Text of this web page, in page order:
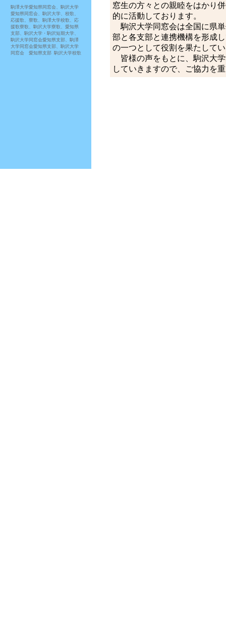
駒澤大学愛知県同窓会、駒沢大学
愛知県同窓会、駒沢大学、校歌、
応援歌、寮歌、駒澤大学校歌、応
援歌寮歌、駒沢大学寮歌、愛知県
支部、駒沢大学・駒沢短期大学、
駒沢大学同窓会愛知県支部、駒澤
大学同窓会愛知県支部、駒沢大学
同窓会 愛知県支部 駒沢大学校歌
窓生の方々との親睦をはかり
的に活動しております。
駒沢大学同窓会は全国に県
部と各支部と連携機構を形成
の一つとして役割を果たして
皆様の声をもとに、駒沢大
していきますので、ご協力を